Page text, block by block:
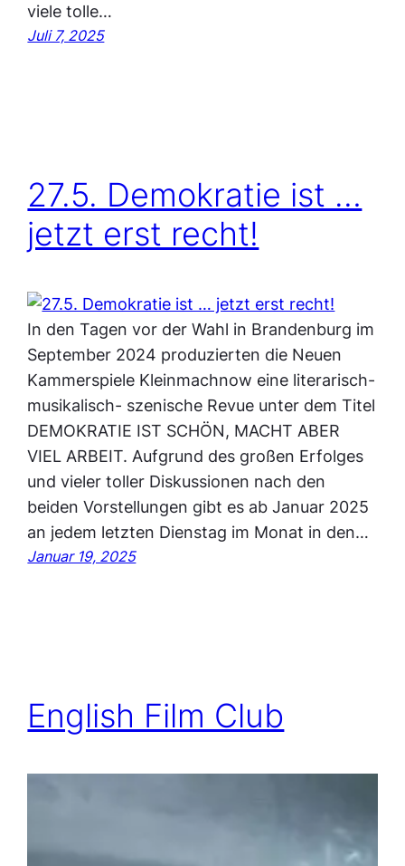
viele tolle…
Juli 7, 2025
27.5. Demokratie ist …
jetzt erst recht!
In den Tagen vor der Wahl in Brandenburg im
September 2024 produzierten die Neuen
Kammerspiele Kleinmachnow eine literarisch-
musikalisch- szenische Revue unter dem Titel
DEMOKRATIE IST SCHÖN, MACHT ABER
VIEL ARBEIT. Aufgrund des großen Erfolges
und vieler toller Diskussionen nach den
beiden Vorstellungen gibt es ab Januar 2025
an jedem letzten Dienstag im Monat in den…
Januar 19, 2025
English Film Club